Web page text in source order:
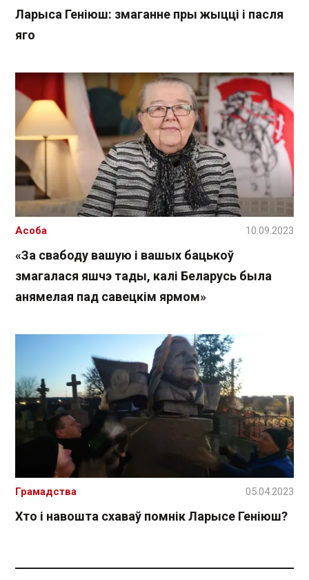
Ларыса Геніюш: змаганне пры жыцці і пасля
яго
«За свабоду вашую і вашых бацькоў
змагалася яшчэ тады, калі Беларусь была
анямелая пад савецкім ярмом»
Асоба 10.09.2023
Хто і навошта схаваў помнік Ларысе Геніюш?
Грамадства 05.04.2023